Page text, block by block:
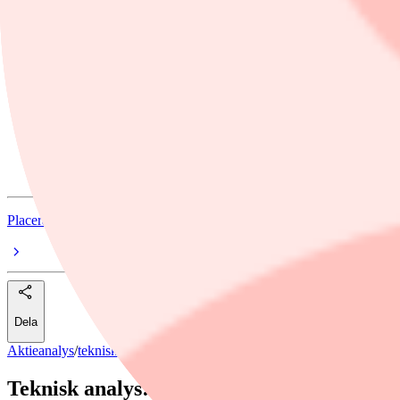
SCA
ABB
Telia Company
Placera
Dela
Aktieanalys/teknisk-analys
Teknisk analys: Köp Telia – sälj